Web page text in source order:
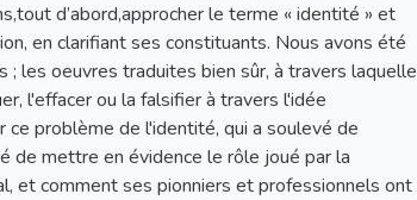
d’abord,approcher le terme « identité » et
en clarifiant ses constituants. Nous avons été
les oeuvres traduites bien sûr, à travers laquelle
l'effacer ou la falsifier à travers l'idée
ce problème de l'identité, qui a soulevé de
de mettre en évidence le rôle joué par la
et comment ses pionniers et professionnels ont